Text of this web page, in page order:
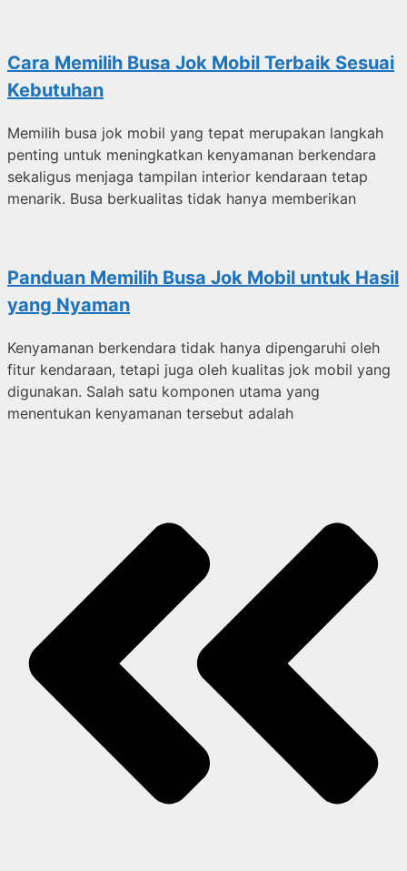
Cara Memilih Busa Jok Mobil Terbaik Sesuai
Kebutuhan
Memilih busa jok mobil yang tepat merupakan langkah
penting untuk meningkatkan kenyamanan berkendara
sekaligus menjaga tampilan interior kendaraan tetap
menarik. Busa berkualitas tidak hanya memberikan
Panduan Memilih Busa Jok Mobil untuk Hasil
yang Nyaman
Kenyamanan berkendara tidak hanya dipengaruhi oleh
fitur kendaraan, tetapi juga oleh kualitas jok mobil yang
digunakan. Salah satu komponen utama yang
menentukan kenyamanan tersebut adalah